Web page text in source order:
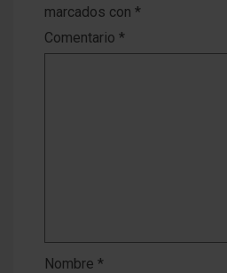
marcados con *
Comentario *
Nombre *